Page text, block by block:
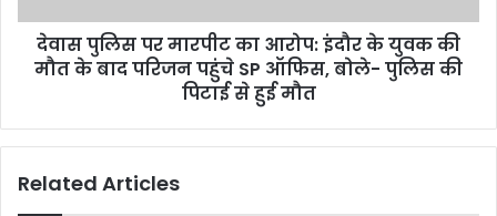
रुपए
युवक
मौत
परिजन
SP
देवास पुलिस पर मारपीट का आरोप: इंदौर के युवक की
मौत के बाद परिजन पहुंचे SP ऑफिस, बोले- पुलिस की
पिटाई से हुई मौत
Related Articles